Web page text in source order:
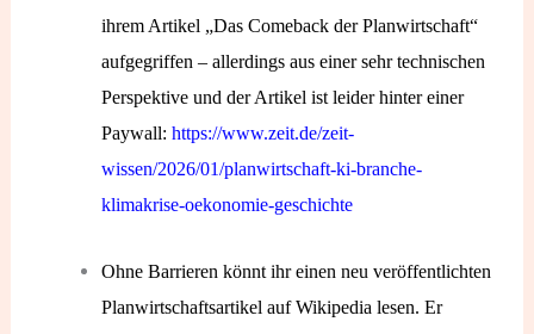
ihrem Artikel „Das Comeback der Planwirtschaft“
aufgegriffen – allerdings aus einer sehr technischen
Perspektive und der Artikel ist leider hinter einer
Paywall: https://www.zeit.de/zeit-
wissen/2026/01/planwirtschaft-ki-branche-
klimakrise-oekonomie-geschichte
Ohne Barrieren könnt ihr einen neu veröffentlichten
Planwirtschaftsartikel auf Wikipedia lesen. Er